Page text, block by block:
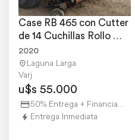
Case RB 465 con Cutter
de 14 Cuchillas Rollo
Angosto 1,23m.
2020
Laguna Larga
Varj
u$s 55.000
50% Entrega + Financiación
Entrega Inmediata